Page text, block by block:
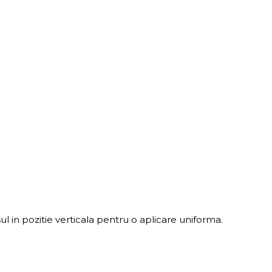
in pozitie verticala pentru o aplicare uniforma.